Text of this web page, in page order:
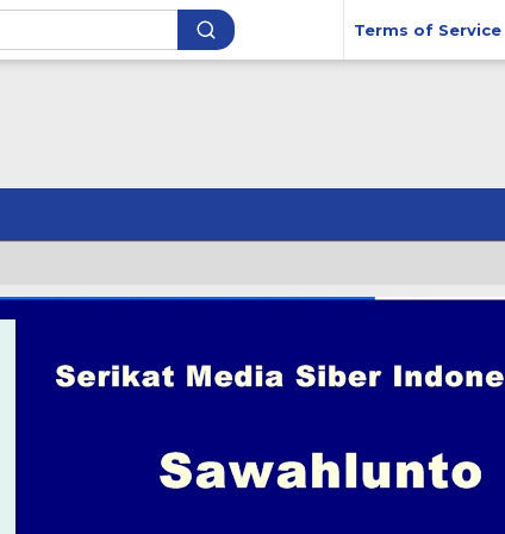
Terms of Service